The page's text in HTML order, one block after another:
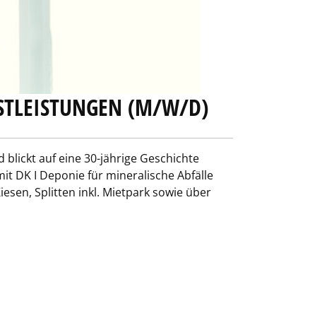
(M/W/D)
blickt auf eine 30-jährige Geschichte
DK I Deponie für mineralische Abfälle
Splitten inkl. Mietpark sowie über